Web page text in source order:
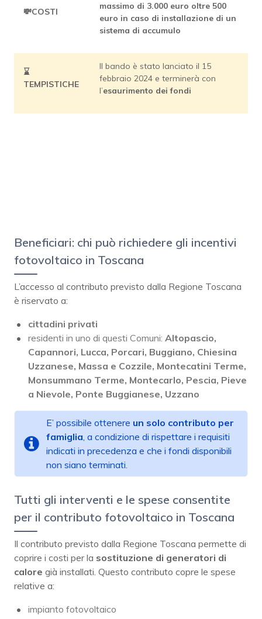
💸COSTI
massimo di 3.000 euro oltre 500
euro in caso di installazione di un
sistema di accumulo
⌛
TEMPISTICHE
Il bando è stato lanciato il 15
febbraio 2024 e terminerà con
l’esaurimento dei fondi
Beneficiari: chi può richiedere gli incentivi
fotovoltaico in Toscana
L’accesso al contributo previsto dalla Regione Toscana
è riservato a:
cittadini privati
residenti in uno di questi Comuni: Altopascio,
Capannori, Lucca, Porcari, Buggiano, Chiesina
Uzzanese, Massa e Cozzile, Montecatini Terme,
Monsummano Terme, Montecarlo, Pescia, Pieve
a Nievole, Ponte Buggianese, Uzzano
E’ possibile ottenere un solo contributo per
famiglia, a condizione di rispettare i requisiti
indicati in precedenza e che i fondi disponibili
non siano terminati.
Tutti gli interventi e le spese consentite
per il contributo fotovoltaico in Toscana
Il contributo previsto dalla Regione Toscana permette di
coprire i costi per la sostituzione di generatori di
calore già installati. Questo contributo copre le spese
relative a:
impianto fotovoltaico